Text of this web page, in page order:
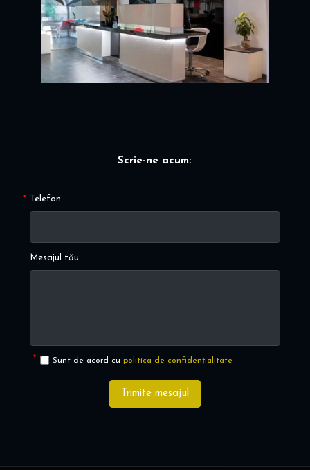
Scrie-ne acum:
Telefon
Mesajul tău
Sunt de acord cu politica de confidențialitate
Trimite mesajul